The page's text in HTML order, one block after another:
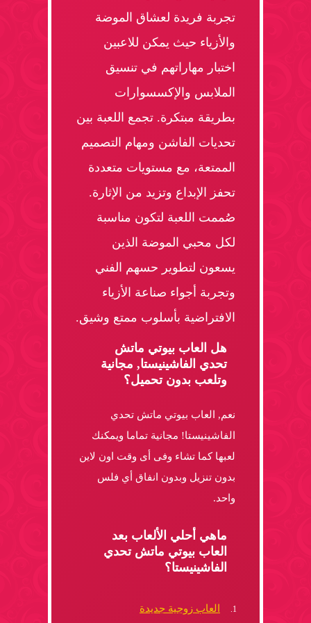
تجربة فريدة لعشاق الموضة
والأزياء حيث يمكن للاعبين
اختبار مهاراتهم في تنسيق
الملابس والإكسسوارات
بطريقة مبتكرة. تجمع اللعبة بين
تحديات الفاشن ومهام التصميم
الممتعة، مع مستويات متعددة
تحفز الإبداع وتزيد من الإثارة.
صُممت اللعبة لتكون مناسبة
لكل محبي الموضة الذين
يسعون لتطوير حسهم الفني
وتجربة أجواء صناعة الأزياء
الافتراضية بأسلوب ممتع وشيق.
هل العاب بيوتي ماتش
تحدي الفاشينيستا, مجانية
وتلعب بدون تحميل؟
نعم, العاب بيوتي ماتش تحدي
الفاشينيستا! مجانية تماما ويمكنك
لعبها كما تشاء وفى أى وقت اون لاين
بدون تنزيل وبدون انفاق أي فلس
واحد.
ماهي أحلي الألعاب بعد
العاب بيوتي ماتش تحدي
الفاشينيستا؟
العاب زوجية جديدة